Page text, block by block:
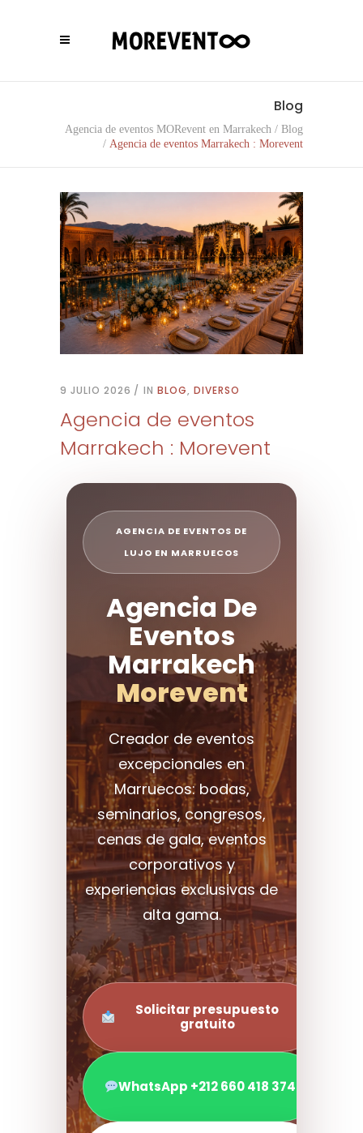
Blog
Agencia de eventos MORevent en Marrakech / Blog
/ Agencia de eventos Marrakech : Morevent
9 JULIO 2026 IN BLOG, DIVERSO
Agencia de eventos
Marrakech : Morevent
AGENCIA DE EVENTOS DE
LUJO EN MARRUECOS
Agencia De
Eventos
Marrakech
Morevent
Creador de eventos
excepcionales en
Marruecos: bodas,
seminarios, congresos,
cenas de gala, eventos
corporativos y
experiencias exclusivas de
alta gama.
Solicitar presupuesto
gratuito
WhatsApp +212 660 418 374